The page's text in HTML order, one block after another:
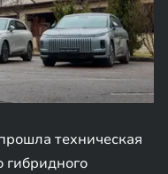
техническая
гибридного